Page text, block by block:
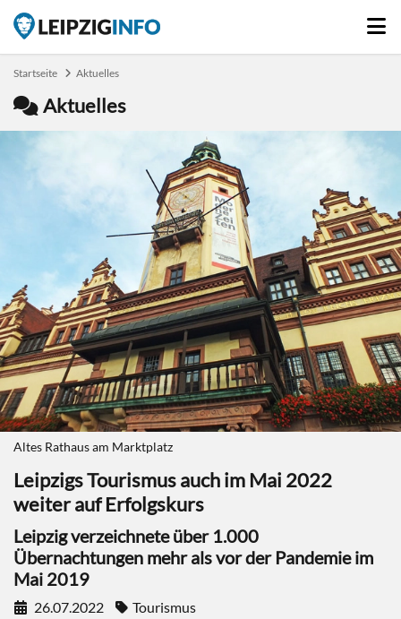
Startseite Aktuelles
Aktuelles
Altes Rathaus am Marktplatz
Leipzigs Tourismus auch im Mai 2022
weiter auf Erfolgskurs
Leipzig verzeichnete über 1.000
Übernachtungen mehr als vor der Pandemie im
Mai 2019
26.07.2022
Tourismus